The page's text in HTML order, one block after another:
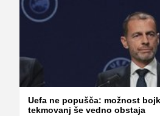
Uefa ne popušča: možnost
tekmovanj še vedno obstaja